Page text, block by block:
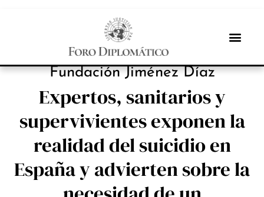
INBOX INTERNACIONAL
Fundación Jiménez Díaz
Expertos, sanitarios y
supervivientes exponen la
realidad del suicidio en
España y advierten sobre la